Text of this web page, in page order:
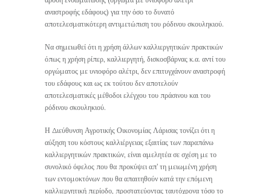
αναστροφής εδάφους) για την όσο το δυνατό
αποτελεσματικότερη αντιμετώπιση του ρόδινου σκουληκιού.
Να σημειωθεί ότι η χρήση άλλων καλλιεργητικών πρακτικών
όπως η χρήση ρίπερ, καλλιεργητή, δισκοσβάρνας κ.α. αντί του
οργώματος με υνιοφόρο αλέτρι, δεν επιτυγχάνουν αναστροφή
του εδάφους και ως εκ τούτου δεν αποτελούν
αποτελεσματικές μέθοδοι ελέγχου του πράσινου και του
ρόδινου σκουληκιού.
Η Διεύθυνση Αγροτικής Οικονομίας Λάρισας τονίζει ότι η
αύξηση του κόστους καλλιέργειας εξαιτίας των παραπάνω
καλλιεργητικών πρακτικών, είναι αμελητέα σε σχέση με το
συνολικό όφελος που θα προκύψει απ’ τη μειωμένη χρήση
των εντομοκτόνων που θα απαιτηθούν κατά την επόμενη
καλλιεργητική περίοδο, προστατεύοντας ταυτόχρονα τόσο το